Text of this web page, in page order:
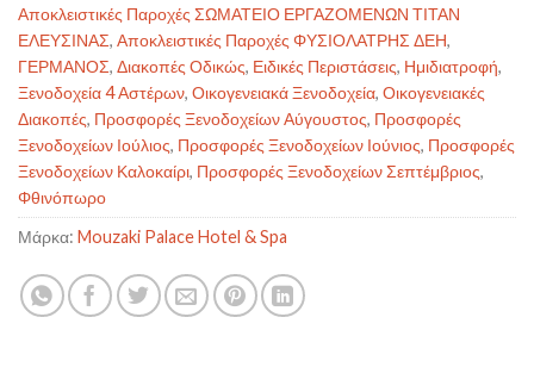
Αποκλειστικές Παροχές ΣΩΜΑΤΕΙΟ ΕΡΓΑΖΟΜΕΝΩΝ ΤΙΤΑΝ
ΕΛΕΥΣΙΝΑΣ, Αποκλειστικές Παροχές ΦΥΣΙΟΛΑΤΡΗΣ ΔΕΗ,
ΓΕΡΜΑΝΟΣ, Διακοπές Οδικώς, Ειδικές Περιστάσεις, Ημιδιατροφή,
Ξενοδοχεία 4 Αστέρων, Οικογενειακά Ξενοδοχεία, Οικογενειακές
Διακοπές, Προσφορές Ξενοδοχείων Αύγουστος, Προσφορές
Ξενοδοχείων Ιούλιος, Προσφορές Ξενοδοχείων Ιούνιος, Προσφορές
Ξενοδοχείων Καλοκαίρι, Προσφορές Ξενοδοχείων Σεπτέμβριος,
Φθινόπωρο
Μάρκα: Mouzaki Palace Hotel & Spa